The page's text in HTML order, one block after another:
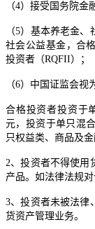
（4）接受国务院金
（5）基本养老金
社会公益基金，合
投资者（RQFII）；
（6）中国证监会视
合格投资者投资于
元，投资于单只混
只权益类、商品及
2、投资者不得使用
产品。如法律法规
3、投资者未被法律
货资产管理业务。